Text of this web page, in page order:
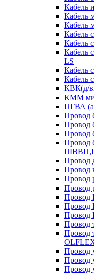
Кабель
Кабель
Кабель
Кабель
LS
Кабель
Кабель
КВК(д/
КММ
ПГВА
Провод
Провод
Провод
Провод
Провод
Провод
Провод
Провод
Провод
Провод
Провод
Провод
Провод